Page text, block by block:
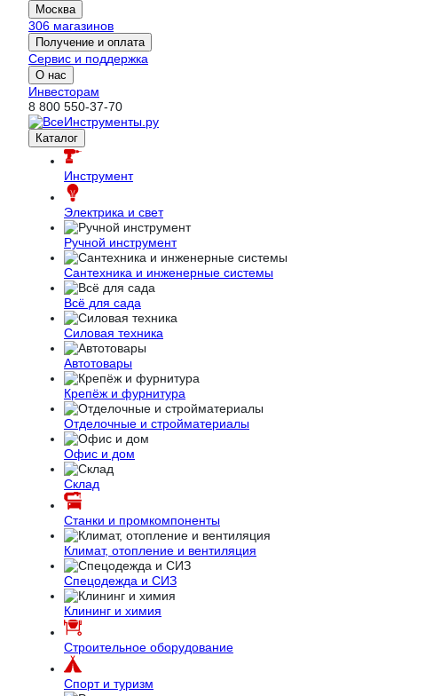
Москва
306 магазинов
Получение и оплата
Сервис и поддержка
О нас
Инвесторам
8 800 550-37-70
Каталог
Инструмент
Электрика и свет
Ручной инструмент
Сантехника и инженерные системы
Всё для сада
Силовая техника
Автотовары
Крепёж и фурнитура
Отделочные и стройматериалы
Офис и дом
Склад
Станки и промкомпоненты
Климат, отопление и вентиляция
Спецодежда и СИЗ
Клининг и химия
Строительное оборудование
Спорт и туризм